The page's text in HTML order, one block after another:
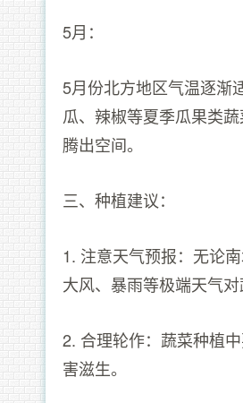
5月：
5月份北方地区气温逐渐
瓜、辣椒等夏季瓜果类
腾出空间。
三、种植建议：
1. 注意天气预报：无论
大风、暴雨等极端天气对
2. 合理轮作：蔬菜种植
害滋生。